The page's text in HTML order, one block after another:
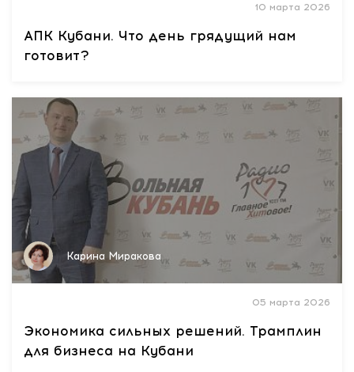
10 марта 2026
АПК Кубани. Что день грядущий нам
готовит?
Карина Миракова
05 марта 2026
Экономика сильных решений. Трамплин
для бизнеса на Кубани